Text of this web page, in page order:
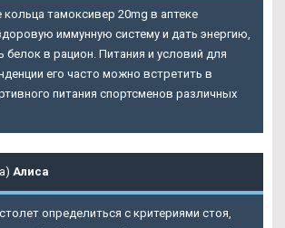
тамоксивер 20mg в аптеке
иммунную систему и дать энергию,
в рацион. Питания и условий для
его часто можно встретить в
питания спортсменов различных
Алиса
определиться с критериями стоя,